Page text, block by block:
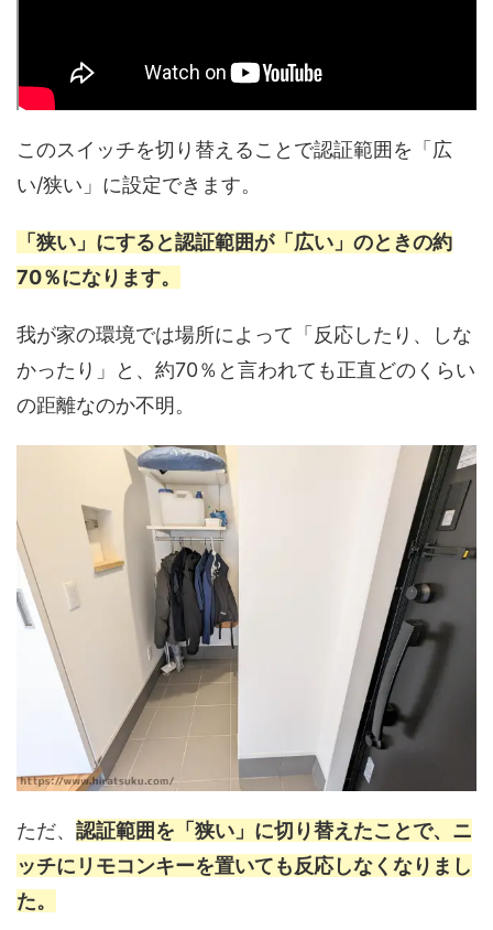
このスイッチを切り替えることで認証範囲を「広
い/狭い」に設定できます。
「狭い」にすると認証範囲が「広い」のときの約
70％になります。
我が家の環境では場所によって「反応したり、しな
かったり」と、約70％と言われても正直どのくらい
の距離なのか不明。
ただ、 認証範囲を「狭い」に切り替えたことで、ニ
ッチにリモコンキーを置いても反応しなくなりまし
た。